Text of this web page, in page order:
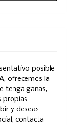
posible
ofrecemos la
tenga ganas,
propias
y deseas
contacta